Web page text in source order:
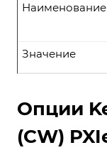
Значение
Опции
(CW)